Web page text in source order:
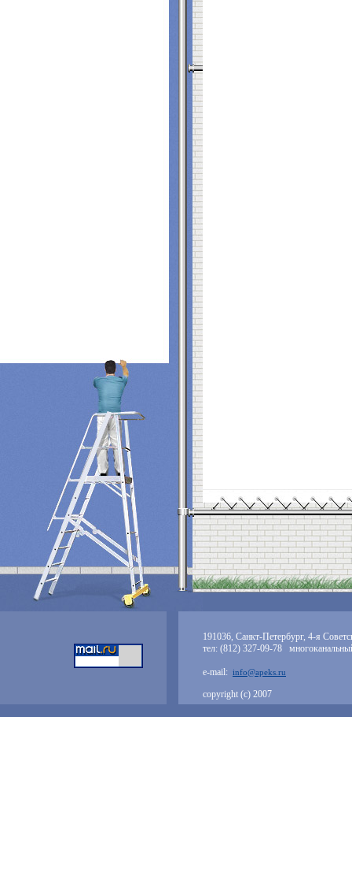
191036, Санкт-Петербург, 4-я
тел: (812) 327-09-78
e-mail: info@apeks.ru
copyright (с) 2007